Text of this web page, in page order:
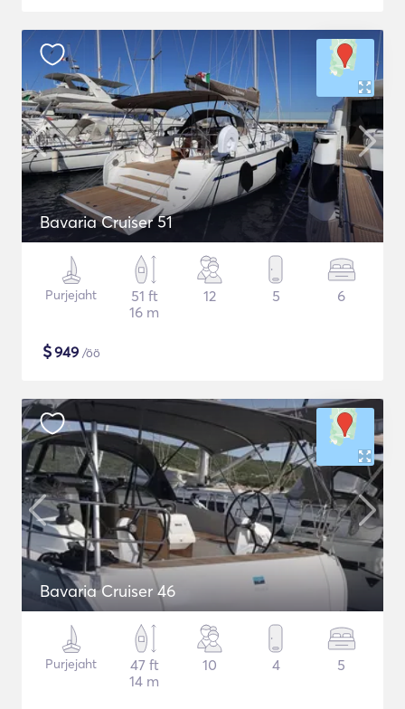
Bavaria Cruiser 51
Purjejaht
51 ft
16 m
12 5 6
$949 /öö
Bavaria Cruiser 46
Purjejaht
47 ft
14 m
10 4 5